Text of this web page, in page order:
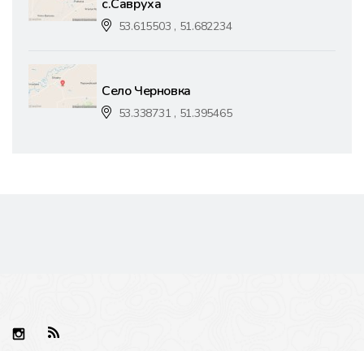
с.Савруха
53.615503 , 51.682234
Село Черновка
53.338731 , 51.395465